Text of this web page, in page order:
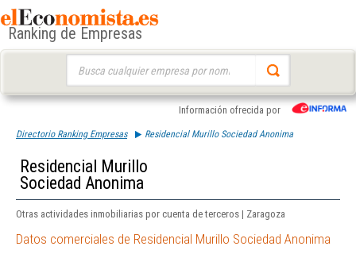
Ranking de Empresas
Información ofrecida por
Directorio Ranking Empresas Residencial Murillo Sociedad Anonima
Residencial Murillo
Sociedad Anonima
Otras actividades inmobiliarias por cuenta de terceros | Zaragoza
Datos comerciales de Residencial Murillo Sociedad Anonima